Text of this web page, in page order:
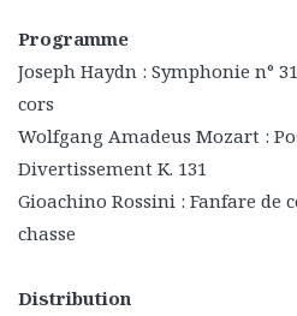
Programme
Joseph Haydn : Symphonie n°
cors
Wolfgang Amadeus Mozart :
Divertissement K. 131
Gioachino Rossini : Fanfare de
chasse
Distribution